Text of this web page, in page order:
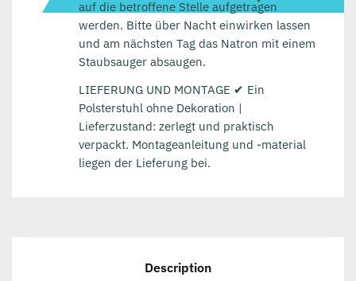
auf die betroffene Stelle aufgetragen
werden. Bitte über Nacht einwirken lassen
und am nächsten Tag das Natron mit einem
Staubsauger absaugen.
LIEFERUNG UND MONTAGE ✔ Ein
Polsterstuhl ohne Dekoration |
Lieferzustand: zerlegt und praktisch
verpackt. Montageanleitung und -material
liegen der Lieferung bei.
Description